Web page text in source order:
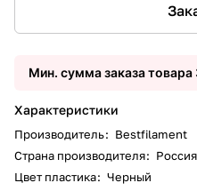
Мин. сумма заказа товара
Характеристики
Производитель: Bestfilament
Страна производителя: Россия
Цвет пластика: Черный